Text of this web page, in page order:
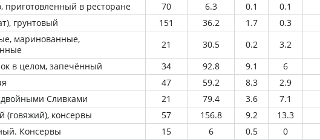
приготовленный в ресторане
70 6.3 0.1 0.1
грунтовый
151 36.2 1.7 0.3
маринованные,
21 30.5 0.2 3.2
в целом, запечённый
34 92.8 9.1 6
47 59.2 8.3 2.9
Сливками
21 79.4 3.6 7.1
(говяжий), консервы
57 156.8 9.2 13.3
Консервы
15 6 0.5 0